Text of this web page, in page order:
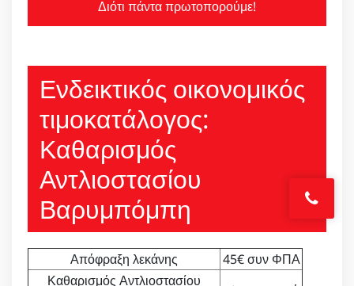
Διότι πάντα πρωτοπορούμε!
Ενδεικτικός οικονομικός
τιμοκατάλογος:
Καθαρισμός
Αντλιοστασίου
Βαρυμπόμπη
Απόφραξη λεκάνης
45€ συν ΦΠΑ
Καθαρισμός Αντλιοστασίου